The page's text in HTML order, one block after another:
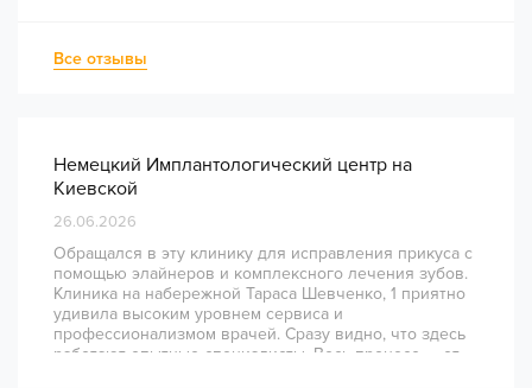
Все отзывы
Немецкий Имплантологический центр на
Киевской
26.06.2026
Обращался в эту клинику для исправления прикуса с
помощью элайнеров и комплексного лечения зубов.
Клиника на набережной Тараса Шевченко, 1 приятно
удивила высоким уровнем сервиса и
профессионализмом врачей. Сразу видно, что здесь
работают опытные специалисты. Весь процесс — от